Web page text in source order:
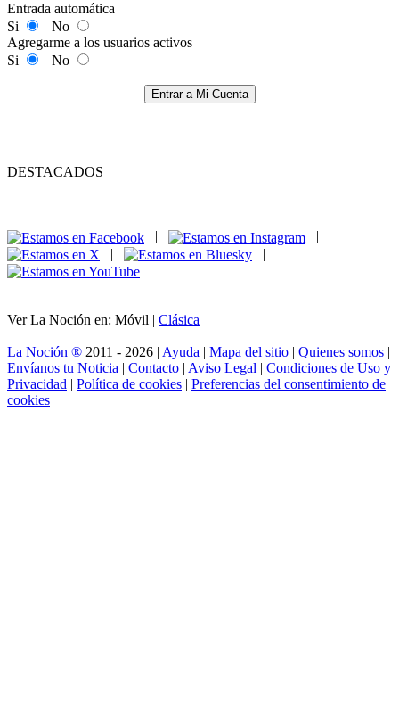
Entrada automática
Si
No
Agregarme a los usuarios activos
Si
No
Entrar a Mi Cuenta
DESTACADOS
|
|
|
|
Ver La Noción en: Móvil | Clásica
La Noción ® 2011 - 2026 | Ayuda | Mapa del sitio | Quienes somos |
Envíanos tu Noticia | Contacto | Aviso Legal | Condiciones de Uso y
Privacidad | Política de cookies | Preferencias del consentimiento de
cookies